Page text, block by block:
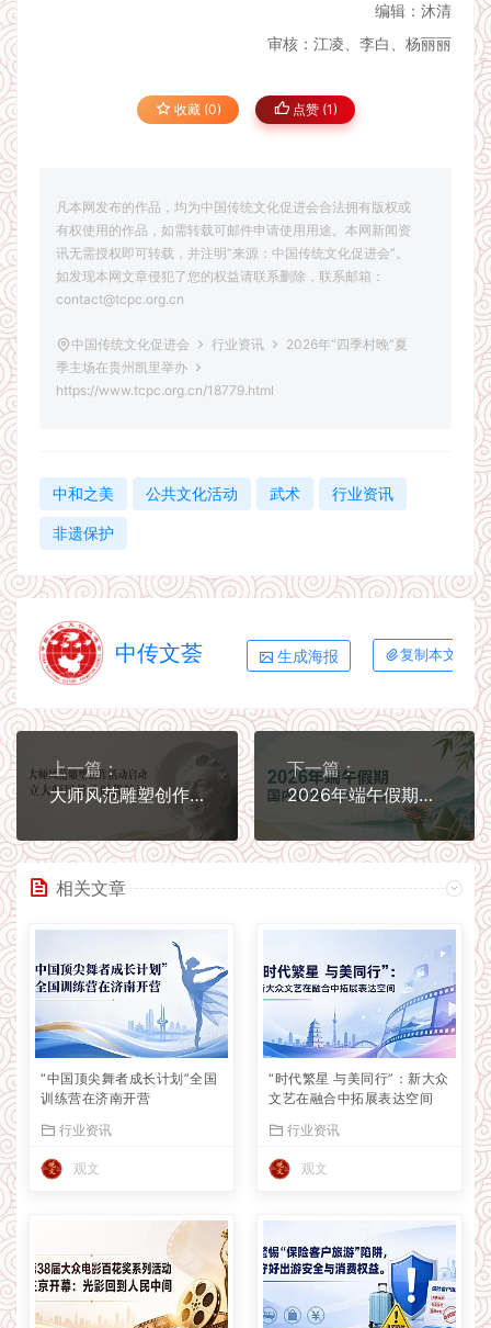
编辑：沐清
审核：江凌、李白、杨丽丽
收藏 (0) 点赞 (1)
凡本网发布的作品，均为中国传统文化促进会合法拥有版权或
有权使用的作品，如需转载可邮件申请使用用途。本网新闻资
讯无需授权即可转载，并注明“来源：中国传统文化促进会”。
如发现本网文章侵犯了您的权益请联系删除，联系邮箱：
contact@tcpc.org.cn
中国传统文化促进会 行业资讯
2026年“四季村晚”夏
季主场在贵州凯里举办
https://www.tcpc.org.cn/18779.html
中和之美 公共文化活动 武术 行业资讯
非遗保护
中传文荟 生成海报 复制本文链接
上一篇：
大师风范雕塑创作活动启动 立大师风骨承时代精神
下一篇：
2026年端午假期国内出游1.24亿人次
相关文章
“中国顶尖舞者成长计划”全国
训练营在济南开营
行业资讯
观文
“时代繁星 与美同行”：新大众
文艺在融合中拓展表达空间
行业资讯
观文